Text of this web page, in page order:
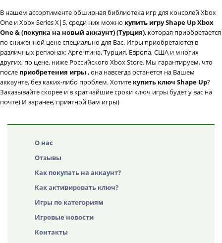
В нашем ассортименте обширная библиотека игр для консолей Xbox
One и Xbox Series X|S, среди них можно купить игру Shape Up Xbox
One & (покупка на новый аккаунт) (Турция), которая приобретается
по сниженной цене специально для Вас. Игры приобретаются в
различных регионах: Аргентина, Турция, Европа, США и многих
других, по цене, ниже Российского Xbox Store. Мы гарантируем, что
после приобретения игры , она навсегда останется на Вашем
аккаунте, без каких-либо проблем. Хотите купить ключ Shape Up?
Заказывайте скорее и в кратчайшие сроки ключ игры будет у вас на
почте) И заранее, приятной Вам игры)
О нас
Отзывы
Как покупать на аккаунт?
Как активировать ключ?
Игры по категориям
Игровые новости
Контакты